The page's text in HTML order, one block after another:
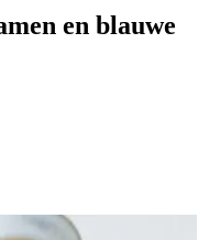
en blauwe